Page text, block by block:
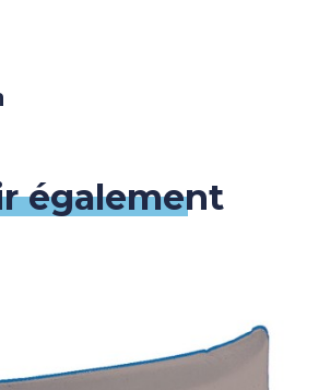
également